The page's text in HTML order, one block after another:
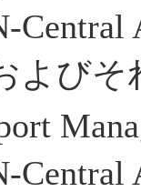
Central
よびそ
Central